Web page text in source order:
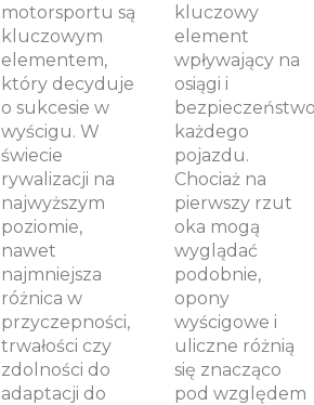
motorsportu są
kluczowym
elementem,
który decyduje
o sukcesie w
wyścigu. W
świecie
rywalizacji na
najwyższym
poziomie,
nawet
najmniejsza
różnica w
przyczepności,
trwałości czy
zdolności do
adaptacji do
kluczowy
element
wpływający na
osiągi i
każdego
pojazdu.
Chociaż na
pierwszy rzut
oka mogą
wyglądać
podobnie,
opony
wyścigowe i
uliczne różnią
się znacząco
pod względem